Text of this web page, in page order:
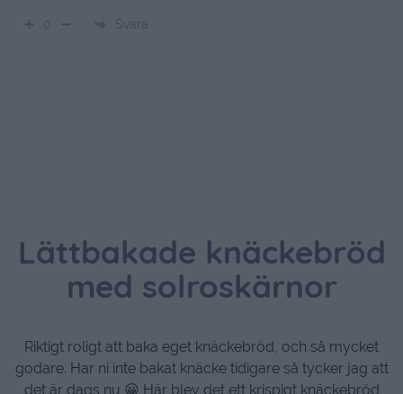
Svara
Lättbakade knäckebröd
med solroskärnor
Riktigt roligt att baka eget knäckebröd, och så mycket
godare. Har ni inte bakat knäcke tidigare så tycker jag att
det är dags nu 😀 Här blev det ett krispigt knäckebröd